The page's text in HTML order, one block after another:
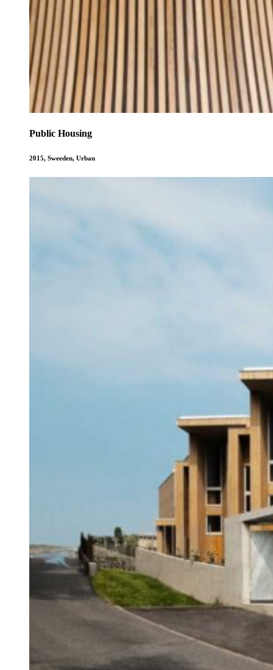
Public Housing
2015, Sweeden, Urban